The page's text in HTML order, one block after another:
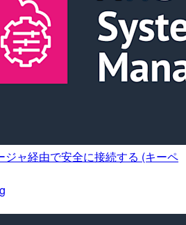
ャ経由で安全に接続する (キーペ